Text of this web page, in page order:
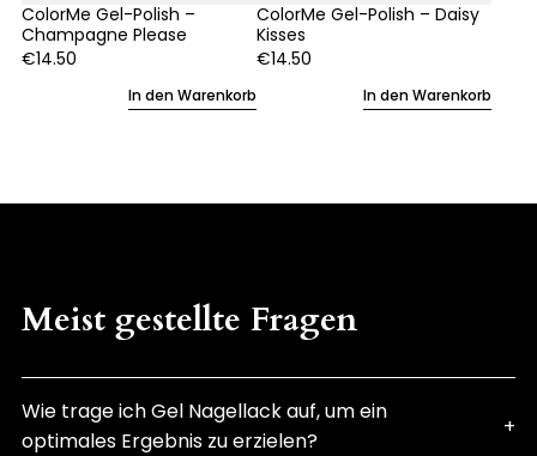
ColorMe Gel-Polish –
Champagne Please
€14.50
In den Warenkorb
ColorMe Gel-Polish – Daisy
Kisses
€14.50
In den Warenkorb
Meist gestellte Fragen
Wie trage ich Gel Nagellack auf, um ein
optimales Ergebnis zu erzielen?